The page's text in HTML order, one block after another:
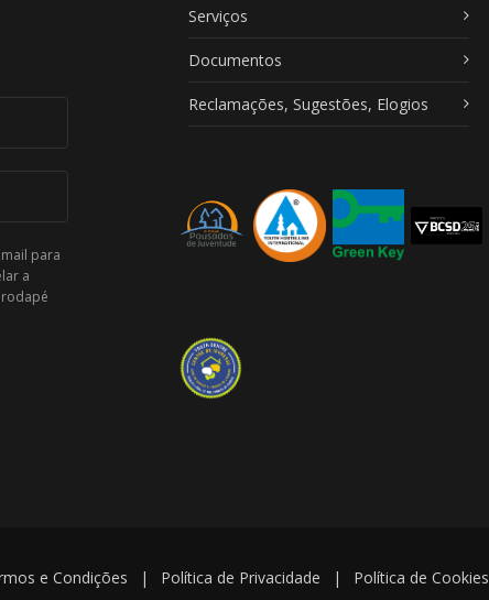
para
a
Serviços
Documentos
Reclamações, Sugestões, Elogios
e Condições | Política de Privacidade | Política de Cookies